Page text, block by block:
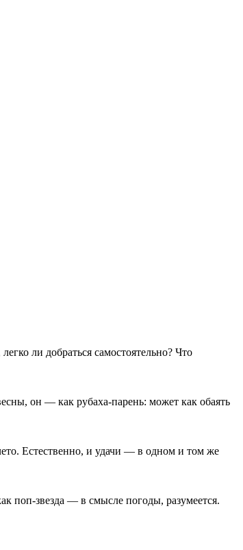
ли добраться самостоятельно? Что
он — как рубаха-парень: может как обаять
Естественно, и удачи — в одном и том же
поп-звезда — в смысле погоды, разумеется.